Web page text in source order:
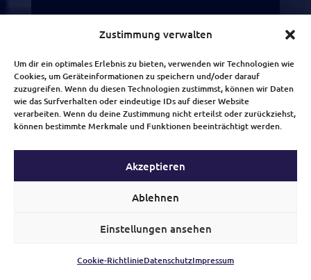
Zustimmung verwalten
Um dir ein optimales Erlebnis zu bieten, verwenden wir Technologien wie
Cookies, um Geräteinformationen zu speichern und/oder darauf
zuzugreifen. Wenn du diesen Technologien zustimmst, können wir Daten
wie das Surfverhalten oder eindeutige IDs auf dieser Website
verarbeiten. Wenn du deine Zustimmung nicht erteilst oder zurückziehst,
können bestimmte Merkmale und Funktionen beeinträchtigt werden.
Akzeptieren
Ablehnen
Einstellungen ansehen
Cookie-RichtlinieDatenschutzImpressum
ANSCHRIFT
Schönberger Weg 7
60488 Frankfurt am Main
TELEFON
(0)6926408396
WHATSAPP
MANGELHAFT
Profil ansehen